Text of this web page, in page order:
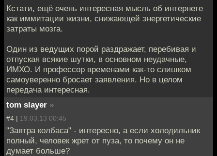
Кстати, ещё очень интересная мысль об интернете
как иммитации жизни, снижающей энергетические
затраты мозга.
Один из ведущих порой раздражает, перебивая и
отпуская всякие шутки, в основном неудачные,
ИМХО. И профессор временами как-то слишком
самоуверенно бросает заявления. Но в целом
передача интересная.
tom slayer »
#4 | 19.03.13 00:45
"Завтра колбаса" - интересно, а если холодильник
полный, человек жрет от пуза, то почему он не
думает больше?